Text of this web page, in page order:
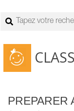
culturel
Le
Palabre
Rechercher
PREPARER